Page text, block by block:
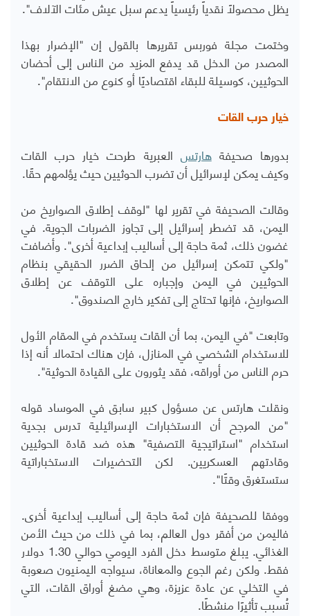
يظل محصولاً نقدياً رئيسياً يدعم سبل عيش مئات الآلاف".
وختمت مجلة فوربس تقريرها بالقول إن "الإضرار بهذا
المصدر من الدخل قد يدفع المزيد من الناس إلى أحضان
الحوثيين، كوسيلة للبقاء اقتصاديًا أو كنوع من الانتقام".
خيار حرب القات
بدورها صحيفةهارتس العبرية طرحت خيار حرب القات
وكيف يمكن لإسرائيل أن تضرب الحوثيين حيث يؤلمهم حقًا.
وقالت الصحيفة في تقرير لها "لوقف إطلاق الصواريخ من
اليمن، قد تضطر إسرائيل إلى تجاوز الضربات الجوية. في
غضون ذلك، ثمة حاجة إلى أساليب إبداعية أخرى".وأضافت
"ولكي تتمكن إسرائيل من إلحاق الضرر الحقيقي بنظام
الحوثيين في اليمن وإجباره على التوقف عن إطلاق
الصواريخ، فإنها تحتاج إلى تفكير خارج الصندوق".
وتابعت "في اليمن، بما أن القات يستخدم في المقام الأول
للاستخدام الشخصي في المنازل، فإن هناك احتمالا أنه إذا
حرم الناس من أوراقه، فقد يثورون على القيادة الحوثية".
ونقلت هارتس عن مسؤول كبير سابق في الموساد قوله
"من المرجح أن الاستخبارات الإسرائيلية تدرس بجدية
استخدام "استراتيجية التصفية" هذه ضد قادة الحوثيين
وقادتهم العسكريين. لكن التحضيرات الاستخباراتية
ستستغرق وقتًا".
ووفقا للصحيفة فإن ثمة حاجة إلى أساليب إبداعية أخرى.
فاليمن من أفقر دول العالم، بما في ذلك من حيث الأمن
الغذائي. يبلغ متوسط ​​دخل الفرد اليومي حوالي 1.30 دولار
فقط. ولكن رغم الجوع والمعاناة، سيواجه اليمنيون صعوبة
في التخلي عن عادة عزيزة، وهي مضغ أوراق القات، التي
تُسبب تأثيرًا منشطًا.